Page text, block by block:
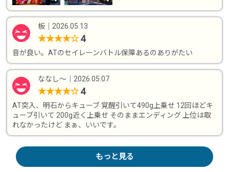
板 2026.05.13
★★★★☆ 4
音が良い。ATのセイレーンバトル保障あるのありがたい
ななし〜 2026.05.07
★★★★☆ 4
AT突入、明石からキューブ 覚醒引いて490g上乗せ 12回ほどキ
ューブ引いて 200g近く上乗せ そのままエンディング 上位は取
れなかったけど まぁ、いいです。
もっと見る